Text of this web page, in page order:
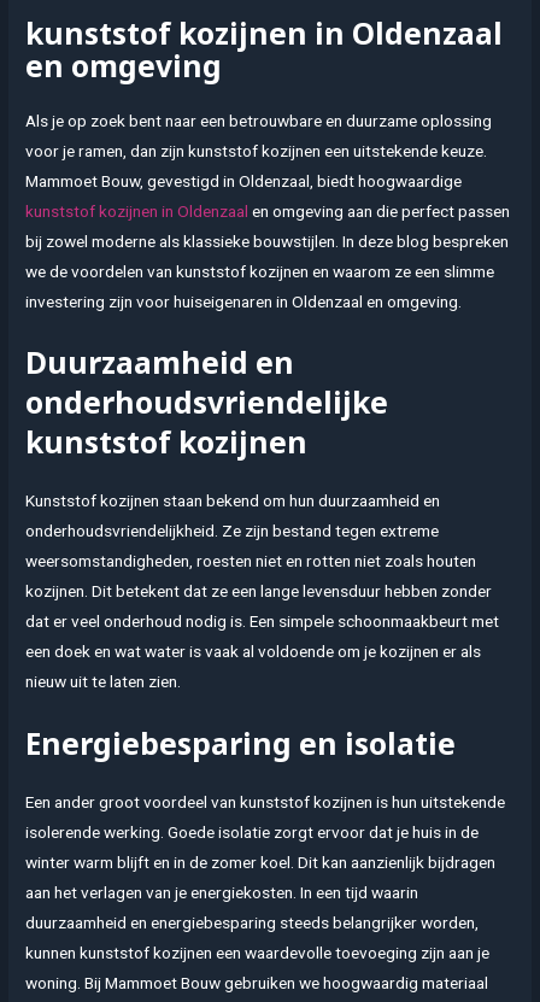
kunststof kozijnen in Oldenzaal
en omgeving
Als je op zoek bent naar een betrouwbare en duurzame oplossing
voor je ramen, dan zijn kunststof kozijnen een uitstekende keuze.
Mammoet Bouw, gevestigd in Oldenzaal, biedt hoogwaardige
kunststof kozijnen in Oldenzaal en omgeving aan die perfect passen
bij zowel moderne als klassieke bouwstijlen. In deze blog bespreken
we de voordelen van kunststof kozijnen en waarom ze een slimme
investering zijn voor huiseigenaren in Oldenzaal en omgeving.
Duurzaamheid en
onderhoudsvriendelijke
kunststof kozijnen
Kunststof kozijnen staan bekend om hun duurzaamheid en
onderhoudsvriendelijkheid. Ze zijn bestand tegen extreme
weersomstandigheden, roesten niet en rotten niet zoals houten
kozijnen. Dit betekent dat ze een lange levensduur hebben zonder
dat er veel onderhoud nodig is. Een simpele schoonmaakbeurt met
een doek en wat water is vaak al voldoende om je kozijnen er als
nieuw uit te laten zien.
Energiebesparing en isolatie
Een ander groot voordeel van kunststof kozijnen is hun uitstekende
isolerende werking. Goede isolatie zorgt ervoor dat je huis in de
winter warm blijft en in de zomer koel. Dit kan aanzienlijk bijdragen
aan het verlagen van je energiekosten. In een tijd waarin
duurzaamheid en energiebesparing steeds belangrijker worden,
kunnen kunststof kozijnen een waardevolle toevoeging zijn aan je
woning. Bij Mammoet Bouw gebruiken we hoogwaardig materiaal